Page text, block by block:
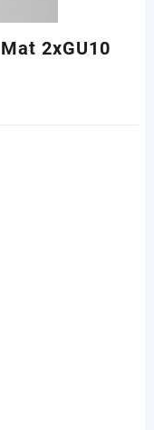
2xGU10